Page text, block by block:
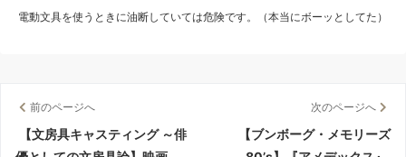
電動文具を使うときに油断していては危険です。（本当にボーッとしてた）
前のページへ
【文房具キャスティング ～俳
次のページへ
【ブンボーグ・メモリーズ